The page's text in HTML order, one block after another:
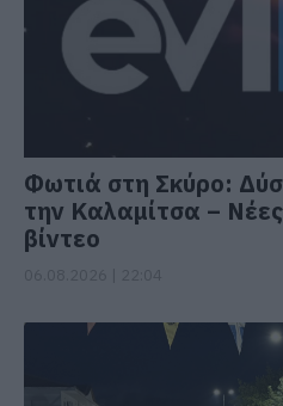
Φωτιά στη Σκύρο:
την Καλαμίτσα – Νέες
βίντεο